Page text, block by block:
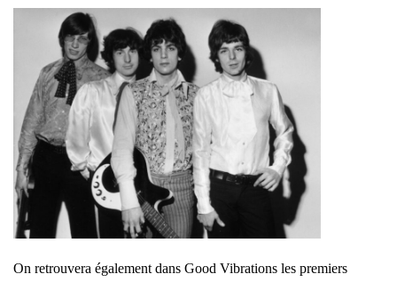
On retrouvera également dans Good Vibrations les premiers